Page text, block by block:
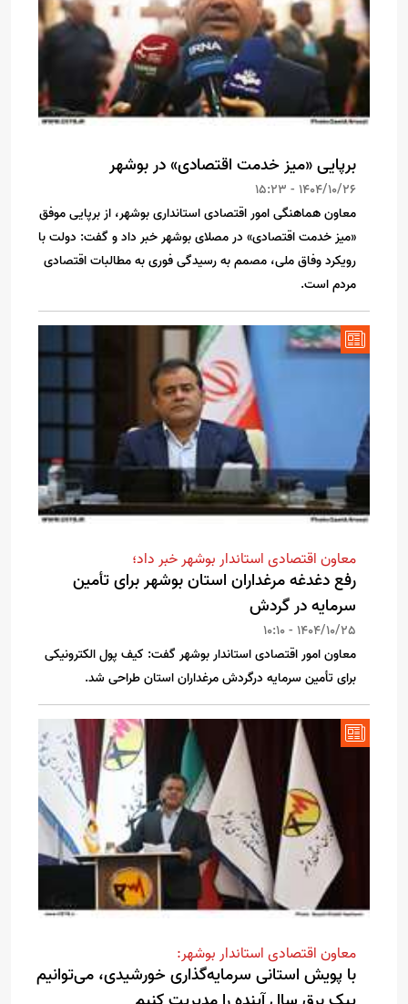
برپایی «میز خدمت اقتصادی» در بوشهر
1404/10/26 - 15:23
معاون هماهنگی امور اقتصادی استانداری بوشهر، از برپایی موفق
«میز خدمت اقتصادی» در مصلای بوشهر خبر داد و گفت: دولت با
رویکرد وفاق ملی، مصمم به رسیدگی فوری به مطالبات اقتصادی
مردم است.
معاون اقتصادی استاندار بوشهر خبر داد؛
رفع دغدغه مرغداران استان بوشهر برای تأمین
سرمایه در گردش
1404/10/25 - 10:10
معاون امور اقتصادی استاندار بوشهر گفت: کیف پول الکترونیکی
برای تأمین سرمایه درگردش مرغداران استان طراحی شد.
معاون اقتصادی استاندار بوشهر:
با پویش استانی سرمایه‌گذاری خورشیدی، می‌توانیم